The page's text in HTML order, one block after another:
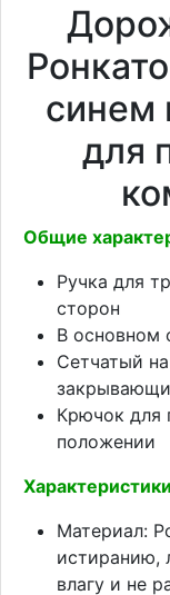
синем
для
Общие
Ручка для
сторон
В основном
Сетчатый
Крючок для
положении
Материал:
истиранию,
влагу и не